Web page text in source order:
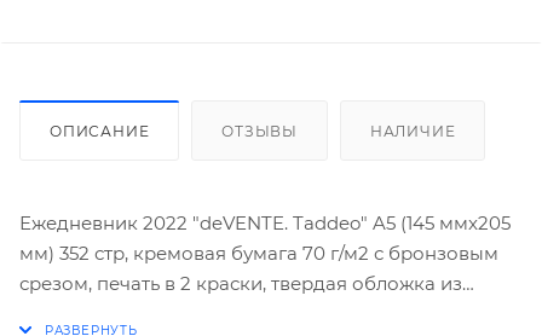
ОПИСАНИЕ ОТЗЫВЫ НАЛИЧИЕ
Ежедневник 2022 "deVENTE. Taddeo" A5 (145 ммx205
мм) 352 стр, кремовая бумага 70 г/м2 с бронзовым
срезом, печать в 2 краски, твердая обложка из